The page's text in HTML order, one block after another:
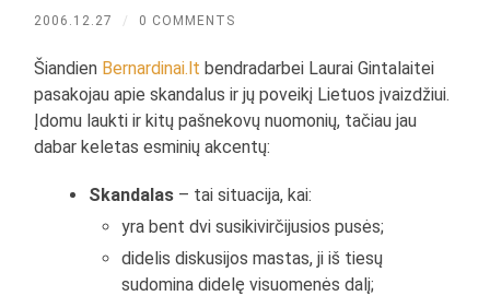
2006.12.27 / 0 COMMENTS
Šiandien Bernardinai.lt bendradarbei Laurai Gintalaitei
pasakojau apie skandalus ir jų poveikį Lietuos įvaizdžiui.
Įdomu laukti ir kitų pašnekovų nuomonių, tačiau jau
dabar keletas esminių akcentų:
Skandalas – tai situacija, kai:
yra bent dvi susikivirčijusios pusės;
didelis diskusijos mastas, ji iš tiesų
sudomina didelę visuomenės dalį;